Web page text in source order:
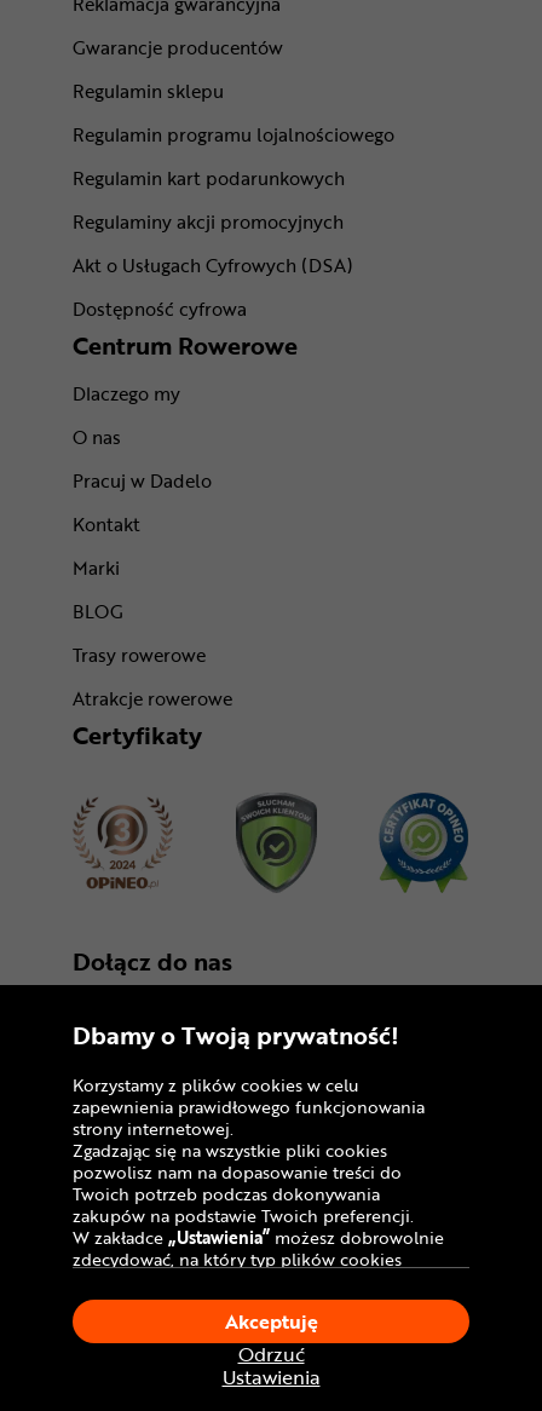
Gwarancje producentów
Regulamin sklepu
Regulamin programu lojalnościowego
Regulamin kart podarunkowych
Regulaminy akcji promocyjnych
Akt o Usługach Cyfrowych (DSA)
Dostępność cyfrowa
Centrum Rowerowe
Dlaczego my
O nas
Pracuj w Dadelo
Kontakt
Marki
BLOG
Trasy rowerowe
Atrakcje rowerowe
Certyfikaty
Dołącz do nas
Copyright © 2005 - 2026
Polityka prywatności i zasady korzystania z
serwisu
Informacja o plikach cookies
Mapa witryny
Dbamy o Twoją prywatność!
Korzystamy z plików cookies w celu
zapewnienia prawidłowego funkcjonowania
strony internetowej.
Zgadzając się na wszystkie pliki cookies
pozwolisz nam na dopasowanie treści do
Twoich potrzeb podczas dokonywania
zakupów na podstawie Twoich preferencji.
W zakładce„Ustawienia” możesz dobrowolnie
zdecydować, na który typ plików cookies
Klikając„Akceptuję”, wyrażasz zgodę na
stosowanie ciasteczek zgodnie z ustawieniami
Twojej przeglądarki.
W dowolnym momencie, możesz dokonać
zmiany swojego wyboru klikając opcję
Ustawienia
Odrzuć
Akceptuję